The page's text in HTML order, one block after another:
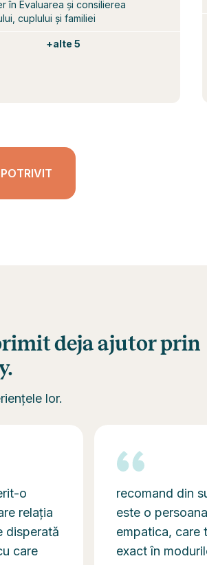
și consilierea
și familiei
alte 5
deja ajutor prin
lor.
o
relația
disperată
care
recomand din
este o
empatica, care
exact în